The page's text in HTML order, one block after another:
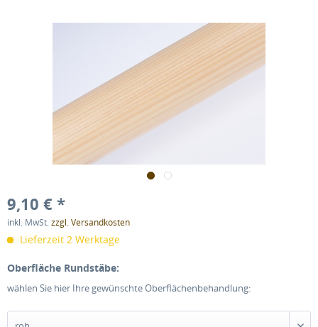
9,10 € *
inkl. MwSt.zzgl. Versandkosten
Lieferzeit 2 Werktage
Oberfläche Rundstäbe:
wählen Sie hier Ihre gewünschte Oberflächenbehandlung: